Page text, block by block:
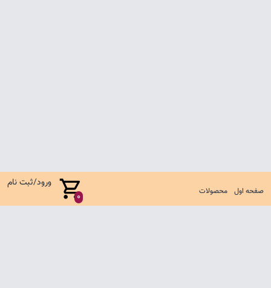
صفحه اول محصولات 0
ورود/ثبت نام